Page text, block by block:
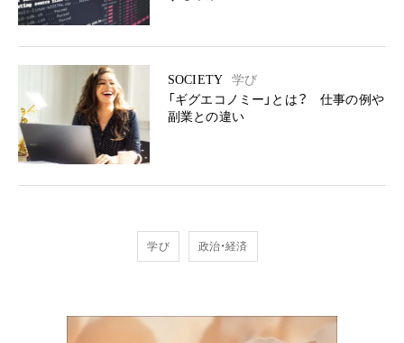
SOCIETY
学び
「ギグエコノミー」とは？ 仕事の例や
副業との違い
学び 政治・経済